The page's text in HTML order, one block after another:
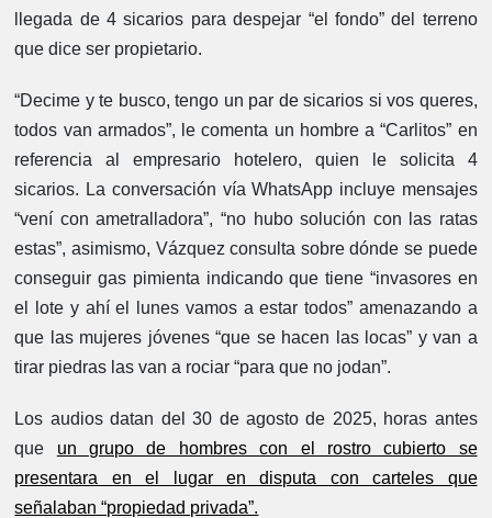
llegada de 4 sicarios para despejar “el fondo” del terreno
que dice ser propietario.
“Decime y te busco, tengo un par de sicarios si vos queres,
todos van armados”, le comenta un hombre a “Carlitos” en
referencia al empresario hotelero, quien le solicita 4
sicarios. La conversación vía WhatsApp incluye mensajes
“vení con ametralladora”, “no hubo solución con las ratas
estas”, asimismo, Vázquez consulta sobre dónde se puede
conseguir gas pimienta indicando que tiene “invasores en
el lote y ahí el lunes vamos a estar todos” amenazando a
que las mujeres jóvenes “que se hacen las locas” y van a
tirar piedras las van a rociar “para que no jodan”.
Los audios datan del 30 de agosto de 2025, horas antes
que un grupo de hombres con el rostro cubierto se
presentara en el lugar en disputa con carteles que
señalaban “propiedad privada”.